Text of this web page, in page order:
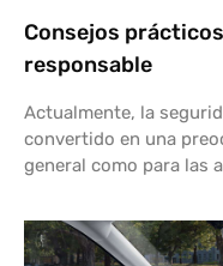
Consejos
responsable
Actualmente, la
convertido en una
general como para las